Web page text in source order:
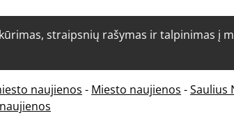
kūrimas, straipsnių rašymas ir talpinimas į
naujienos - Miesto naujienos -Saulius